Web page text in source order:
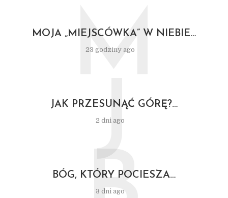
MOJA „MIEJSCÓWKA” W NIEBIE…
23 godziny ago
M
JAK PRZESUNĄĆ GÓRĘ?…
2 dni ago
J
BÓG, KTÓRY POCIESZA…
3 dni ago